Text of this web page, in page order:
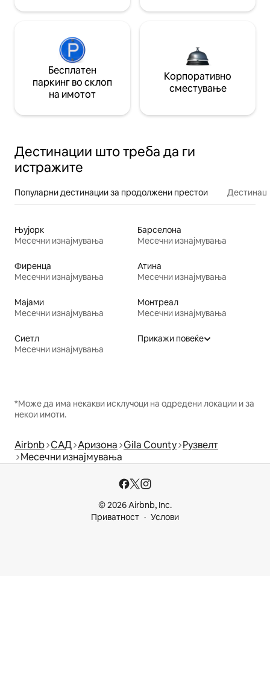
Бесплатен
паркинг во склоп
на имотот
Корпоративно
сместување
Дестинации што треба да ги
истражите
Популарни дестинации за продолжени престои
Њујорк
Месечни изнајмувања
Барселона
Месечни изнајмувања
Фиренца
Месечни изнајмувања
Атина
Месечни изнајмувања
Мајами
Месечни изнајмувања
Монтреал
Месечни изнајмувања
Сиетл
Месечни изнајмувања
Прикажи повеќе
*Може да има некакви исклучоци на одредени локации и за
некои имоти.
Airbnb САД Аризона Gila County Рузвелт
Месечни изнајмувања
© 2026 Airbnb, Inc.
Приватност
Услови